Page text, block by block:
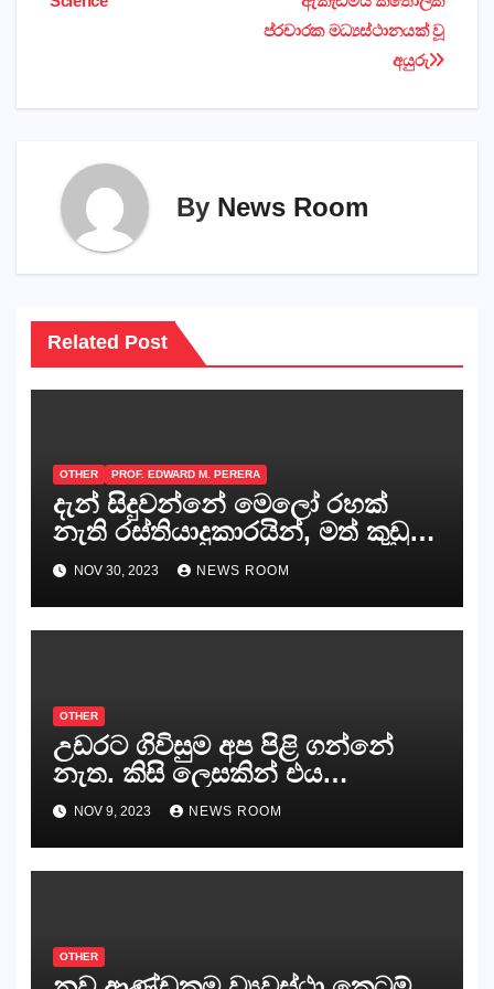
ප්රචාරක මධ්‍යස්ථානයක් වූ
අයුරු
By News Room
Related Post
OTHER PROF. EDWARD M. PERERA
දැන් සිදුවන්නේ මෙලෝ රහක්
නැති රස්තියාදුකාරයින්, මත් කුඩු
ගෙන්වන්නන් සහ අලෙවි
කරන්නන්,කැලෑපාළුවන්, මහජන
නියෝජිතයින්
NOV 30, 2023 NEWS ROOM
OTHER
උඩරට ගිවිසුම අප පිළි ගන්නේ
නැත. කිසි ලෙසකින් එය
නීත්‍යානුකූල ලියවිල්ලක් නො වේ.
සිංහල ප්‍රතිපත්ති කේන්ද්‍රයෙන්
ජනාධිපති දැන් වූ ලිපියෙන්
NOV 9, 2023 NEWS ROOM
OTHER